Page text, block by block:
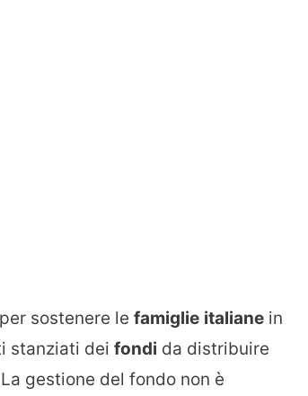
per sostenere le famiglie italiane in
stanziati dei fondi da distribuire
gestione del fondo non è